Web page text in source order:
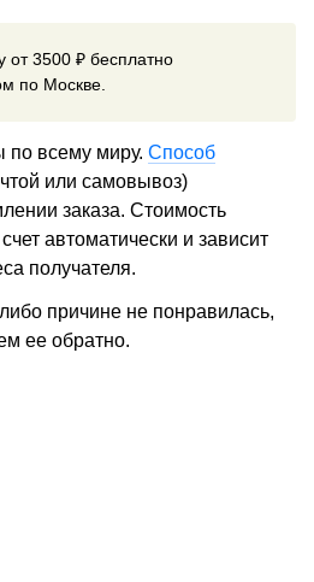
от 3500 ₽ бесплатно
по Москве.
по всему миру. Способ
или самовывоз)
заказа. Стоимость
автоматически и зависит
получателя.
причине не понравилась,
ее обратно.